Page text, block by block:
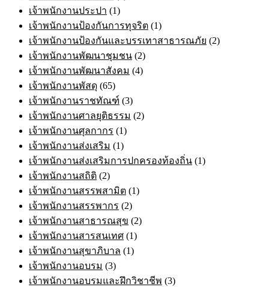
เจ้าพนักงานประปา (1)
เจ้าพนักงานป้องกันการทุจริต (1)
เจ้าพนักงานป้องกันและบรรเทาสาธารณภัย (2)
เจ้าพนักงานพัฒนาชุมชน (2)
เจ้าพนักงานพัฒนาสังคม (4)
เจ้าพนักงานพัสดุ (65)
เจ้าพนักงานราชทัณฑ์ (3)
เจ้าพนักงานศาลยุติธรรม (2)
เจ้าพนักงานศุลกากร (1)
เจ้าพนักงานส่งเสริม (1)
เจ้าพนักงานส่งเสริมการปกครองท้องถิ่น (1)
เจ้าพนักงานสถิติ (2)
เจ้าพนักงานสรรพสามิต (1)
เจ้าพนักงานสรรพากร (2)
เจ้าพนักงานสาธารณสุข (2)
เจ้าพนักงานสารสนเทศ (1)
เจ้าพนักงานสุขาภิบาล (1)
เจ้าพนักงานอบรม (3)
เจ้าพนักงานอบรมและฝึกวิชาชีพ (3)